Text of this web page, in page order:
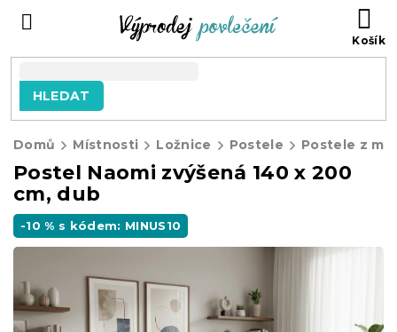
HLEDAT
Domů Místnosti Ložnice Postele Postele z
Postel Naomi zvýšená 140 x 200
cm, dub
-10 % s kódem: MINUS10